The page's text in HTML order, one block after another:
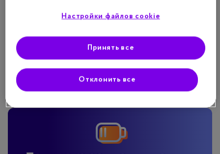
Полноценные выходные и отпуск — важные цели,
которых стоит добиваться.
Обязательное планирование свободного времени,
преодоление лени и желания «просто полежать».
Если уже есть симптомы…
Настройки файлов cookie
Отклонить все
Принять все